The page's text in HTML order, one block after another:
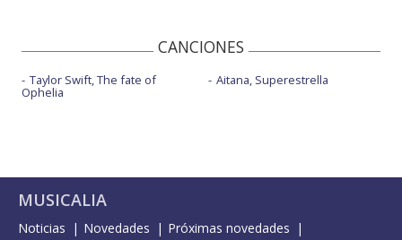
CANCIONES
Taylor Swift, The fate of
Ophelia
Aitana, Superestrella
MUSICALIA
Noticias Novedades
Próximas novedades